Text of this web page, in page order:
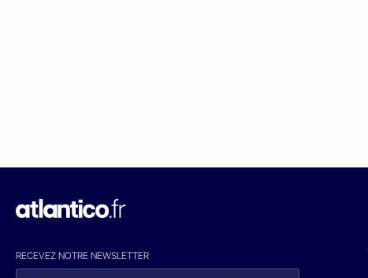
RECEVEZ NOTRE NEWSLETTER